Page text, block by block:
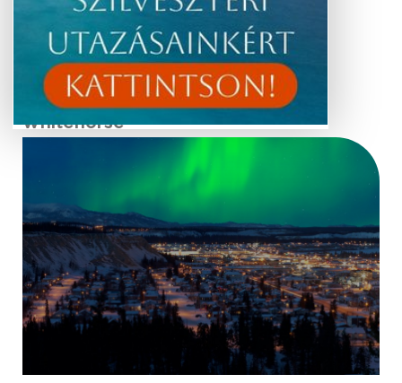
csodát rejtenek.
Utazási ajánlataink
Whitehorse